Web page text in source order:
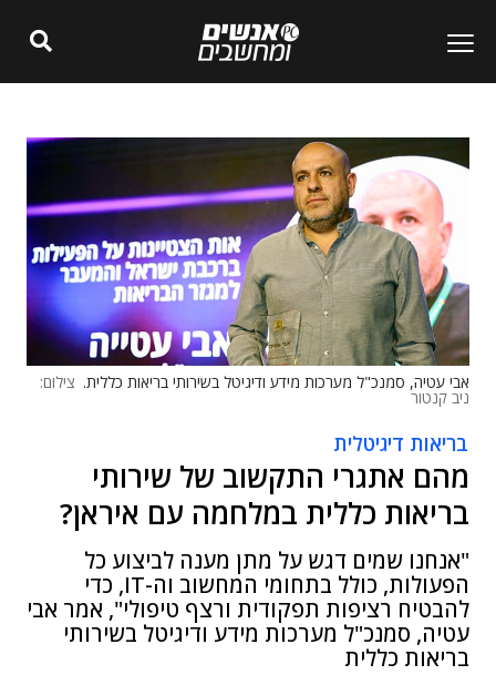
אבי עטיה, סמנכ"ל מערכות מידע ודיגיטל בשירותי בריאות כללית. צילום:
ניב קנטור
בריאות דיגיטלית
מהם אתגרי התקשוב של שירותי
בריאות כללית במלחמה עם איראן?
"אנחנו שמים דגש על מתן מענה לביצוע כל
הפעולות, כולל בתחומי המחשוב וה-IT, כדי
להבטיח רציפות תפקודית ורצף טיפולי", אמר אבי
עטיה, סמנכ"ל מערכות מידע ודיגיטל בשירותי
בריאות כללית